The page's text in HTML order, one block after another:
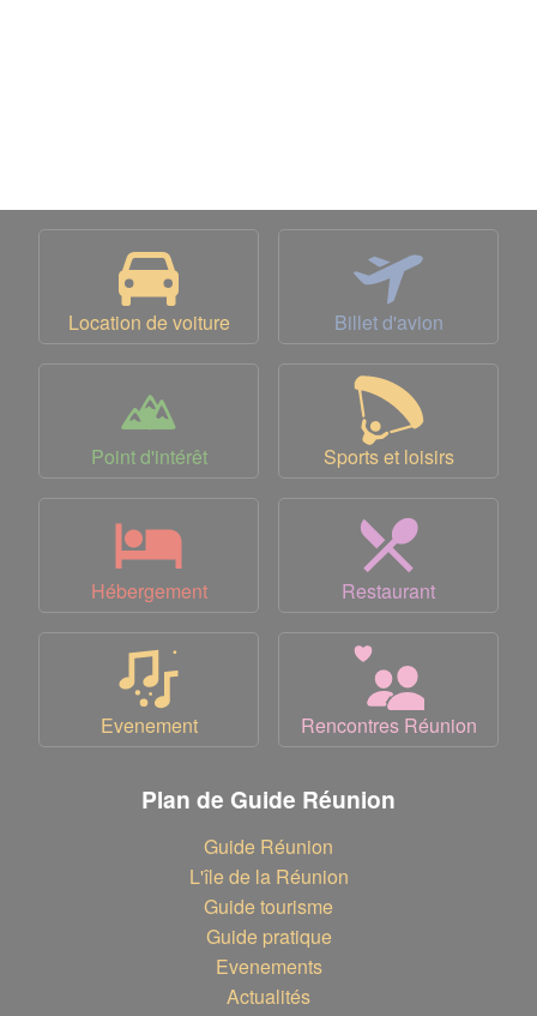
Location de voiture Billet d'avion
Point d'intérêt Sports et loisirs
Hébergement Restaurant
Evenement Rencontres Réunion
Plan de Guide Réunion
Guide Réunion
L'île de la Réunion
Guide tourisme
Guide pratique
Evenements
Actualités